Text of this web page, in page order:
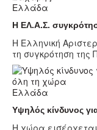
Ελλάδα
Η ΕΛ.Α.Σ.
Η Ελληνική
τη συγκρότηση της
Ελλάδα
Υψηλός κίνδυνος
Η χώρα